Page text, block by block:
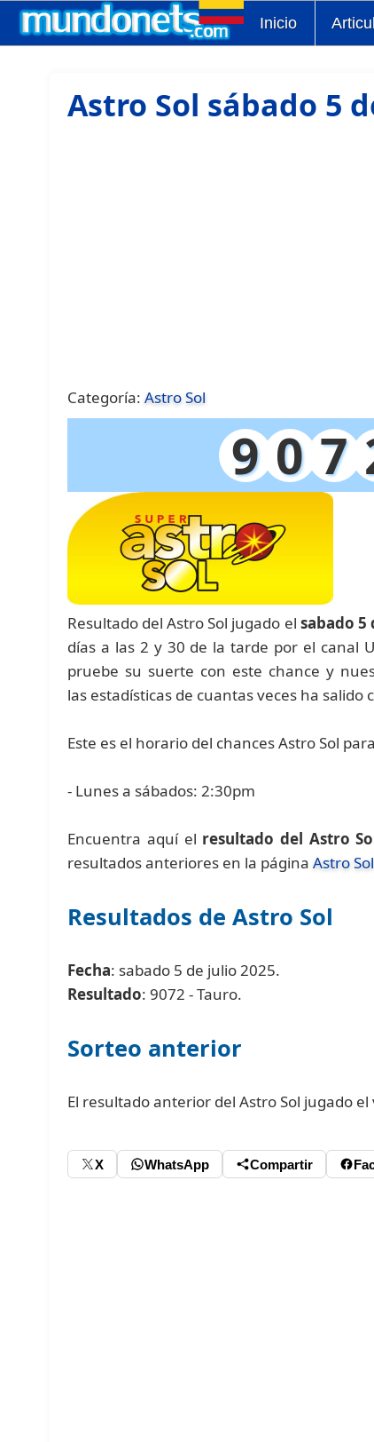
Inicio
Astro Sol sábado 5
Categoría:Astro Sol
9 0 7
Resultado del Astro Sol jugado el sabado 5
días a las 2 y 30 de la tarde por el canal
pruebe su suerte con este chance y
las estadísticas de cuantas veces ha salido
Este es el horario del chances Astro Sol
- Lunes a sábados: 2:30pm
Encuentra aquí el resultado del Astro
resultados anteriores en la páginaAstro Sol
Resultados de Astro Sol
Fecha: sabado 5 de julio 2025.
Resultado: 9072 - Tauro.
Sorteo anterior
El resultado anterior del Astro Sol jugado
X WhatsApp Compartir